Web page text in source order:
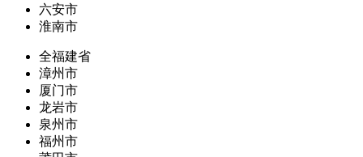
六安市
淮南市
全福建省
漳州市
厦门市
龙岩市
泉州市
福州市